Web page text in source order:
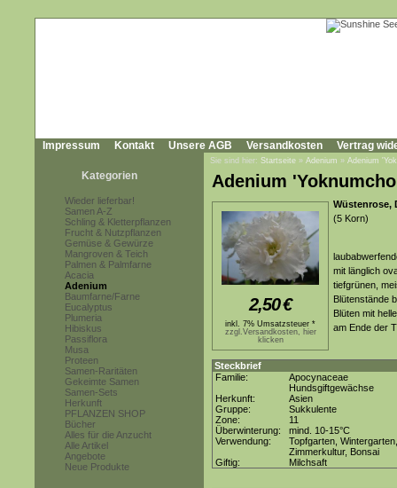
Impressum Kontakt Unsere AGB Versandkosten Vertrag
Kategorien
Wieder lieferbar!
Samen A-Z
Schling & Kletterpflanzen
Frucht & Nutzpflanzen
Gemüse & Gewürze
Mangroven & Teich
Palmen & Palmfarne
Acacia
Adenium
Baumfarne/Farne
Eucalyptus
Plumeria
Hibiskus
Passiflora
Musa
Proteen
Samen-Raritäten
Gekeimte Samen
Samen-Sets
Herkunft
PFLANZEN SHOP
Bücher
Alles für die Anzucht
Alle Artikel
Angebote
Neue Produkte
Sie sind hier: Startseite » Adenium » Adenium
Adenium
2,50€
inkl. 7% Umsatzsteuer *
zzgl.Versandkosten, hier
klicken
Wüstenrose,
(5 Korn)
mit länglich
tiefgrünen,
Blütenstände
Blüten mit
am Ende der
Steckbrief
Familie:
Apocynaceae
Hundsgiftgewächse
Herkunft:
Asien
Gruppe:
Sukkulente
Zone:
11
Überwinterung:
mind. 10-15°C
Verwendung:
Topfgarten, Wintergarten,
Zimmerkultur, Bonsai
Giftig:
Milchsaft